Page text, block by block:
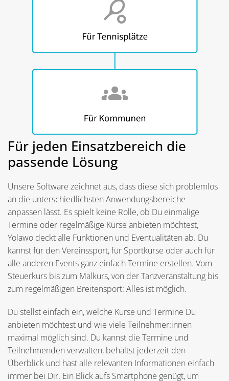
Für jeden Einsatzbereich die
passende Lösung
Unsere Software zeichnet aus, dass diese sich problemlos
an die unterschiedlichsten Anwendungsbereiche
anpassen lässt. Es spielt keine Rolle, ob Du einmalige
Termine oder regelmäßige Kurse anbieten möchtest,
Yolawo deckt alle Funktionen und Eventualitäten ab. Du
kannst für den Vereinssport, für Sportkurse oder auch für
alle anderen Events ganz einfach Termine erstellen. Vom
Steuerkurs bis zum Malkurs, von der Tanzveranstaltung bis
zum regelmäßigen Breitensport: Alles ist möglich.
Du stellst einfach ein, welche Kurse und Termine Du
anbieten möchtest und wie viele Teilnehmer:innen
maximal möglich sind. Du kannst die Termine und
Teilnehmenden verwalten, behältst jederzeit den
Überblick und hast alle relevanten Informationen einfach
immer bei Dir. Ein Blick aufs Smartphone genügt, um